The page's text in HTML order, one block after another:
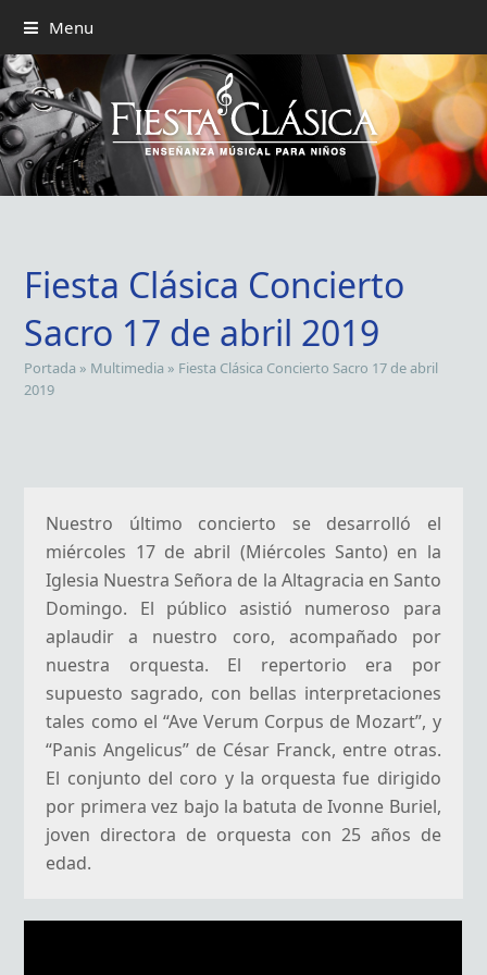
Menu
Fiesta Clásica Concierto
Sacro 17 de abril 2019
Portada » Multimedia » Fiesta Clásica Concierto Sacro 17 de abril
2019
Nuestro último concierto se desarrolló el
miércoles 17 de abril (Miércoles Santo) en la
Iglesia Nuestra Señora de la Altagracia en Santo
Domingo. El público asistió numeroso para
aplaudir a nuestro coro, acompañado por
nuestra orquesta. El repertorio era por
supuesto sagrado, con bellas interpretaciones
tales como el “Ave Verum Corpus de Mozart”, y
“Panis Angelicus” de César Franck, entre otras.
El conjunto del coro y la orquesta fue dirigido
por primera vez bajo la batuta de Ivonne Buriel,
joven directora de orquesta con 25 años de
edad.